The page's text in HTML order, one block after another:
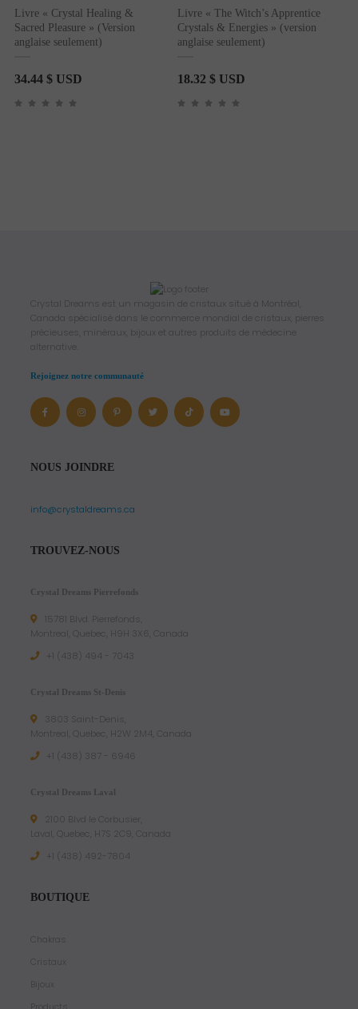
Livre « Crystal Healing &
Sacred Pleasure » (Version
anglaise seulement)
34.44 $ USD
Livre « The Witch’s Apprentice
Crystals & Energies » (version
anglaise seulement)
18.32 $ USD
Crystal Dreams est un magasin de cristaux situé à Montréal,
Canada spécialisé dans le commerce mondial de cristaux, pierres
précieuses, minéraux, bijoux et autres produits de médecine
alternative.
Rejoignez notre communauté
NOUS JOINDRE
info@crystaldreams.ca
TROUVEZ-NOUS
Crystal Dreams Pierrefonds
15781 Blvd. Pierrefonds,
Montreal, Quebec, H9H 3X6, Canada
+1 (438) 494 - 7043
Crystal Dreams St-Denis
3803 Saint-Denis,
Montreal, Quebec, H2W 2M4, Canada
+1 (438) 387 - 6946
Crystal Dreams Laval
2100 Blvd le Corbusier,
Laval, Quebec, H7S 2C9, Canada
+1 ‪(438) 492-7804‬
BOUTIQUE
Chakras
Cristaux
Bijoux